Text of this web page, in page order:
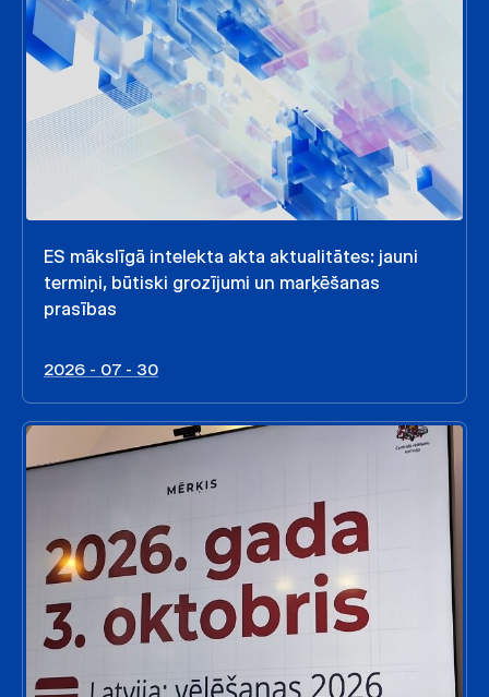
ES mākslīgā intelekta akta aktualitātes: jauni
termiņi, būtiski grozījumi un marķēšanas
prasības
2026 - 07 - 30